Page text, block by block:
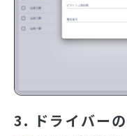
3. ドライバー